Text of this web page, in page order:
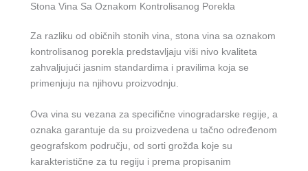
Stona Vina Sa Oznakom Kontrolisanog Porekla
Za razliku od običnih stonih vina, stona vina sa oznakom
kontrolisanog porekla predstavljaju viši nivo kvaliteta
zahvaljujući jasnim standardima i pravilima koja se
primenjuju na njihovu proizvodnju.
Ova vina su vezana za specifične vinogradarske regije, a
oznaka garantuje da su proizvedena u tačno određenom
geografskom području, od sorti grožđa koje su
karakteristične za tu regiju i prema propisanim